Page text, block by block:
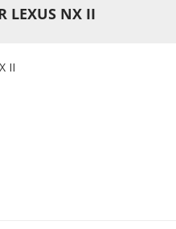
LEXUS NX II
II